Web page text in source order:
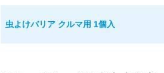
虫よけバリア クルマ用 1個入